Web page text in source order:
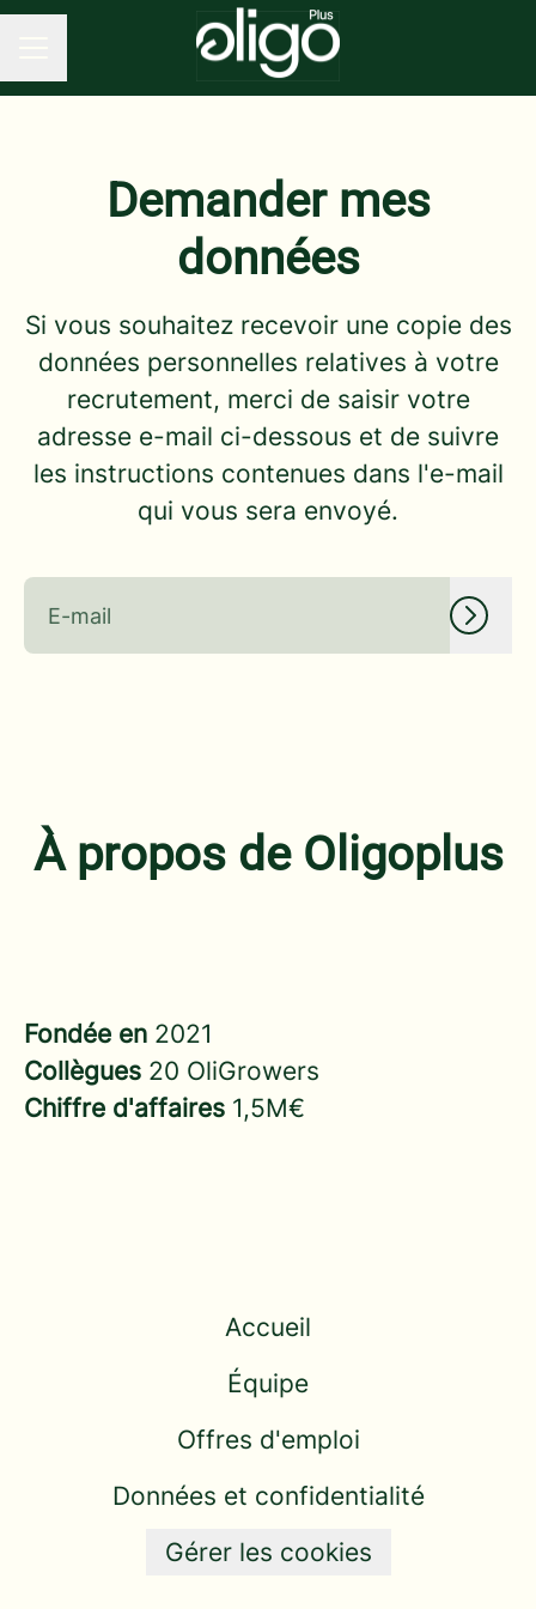
Demander mes
données
Si vous souhaitez recevoir une copie des
données personnelles relatives à votre
recrutement, merci de saisir votre
adresse e-mail ci-dessous et de suivre
les instructions contenues dans l'e-mail
qui vous sera envoyé.
À propos de Oligoplus
Fondée en 2021
Collègues 20 OliGrowers
Chiffre d'affaires 1,5M€
Accueil
Équipe
Offres d'emploi
Données et confidentialité
Gérer les cookies